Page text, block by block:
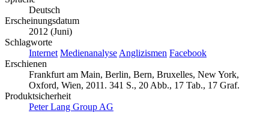
Deutsch
Erscheinungsdatum
2012 (Juni)
Schlagworte
Internet Medienanalyse Anglizismen Facebook
Erschienen
Frankfurt am Main, Berlin, Bern, Bruxelles, New York,
Oxford, Wien, 2011. 341 S., 20 Abb., 17 Tab., 17 Graf.
Produktsicherheit
Peter Lang Group AG